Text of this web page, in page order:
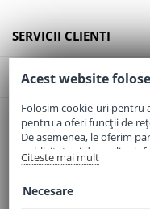
SERVICII CLIENTI
CONTACT
Email:office@elaptepraf.ro
Telefon:0745-964-449
Adresa:Sos. Borsului, Nr.
Acest website
Folosim cookie-uri pentru
pentru a oferi funcții de
De asemenea, le oferim
publicitate și de analize
folosiți site-ul nostru.
Citeste mai mult
Necesare